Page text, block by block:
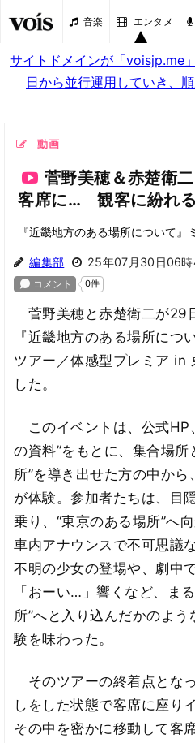
音楽 エンタメ
サイトドメインが「voisjp.me
日から並行運用していき、
動画
菅野美穂＆赤楚衛
客席に… 観客に紛れ
『近畿地方のある場所について』
編集部 25年07月30日06
菅野美穂と赤楚衛二が29
『近畿地方のある場所につ
ツアー／体感型プレミア in
した。
このイベントは、公式HP
の資料”をもとに、集合場所
所”を導き出せた方の中か
が体験。参加者たちは、目
乗り、“東京のある場所”へ
車内アナウンスで不可思議
不明の少女の登場や、劇中
「おーい…」響くなど、ま
所”へと入り込んだかのよう
験を味わった。
そのツアーの終着点とな
しをした状態で客席に座り
その中を密かに移動して客